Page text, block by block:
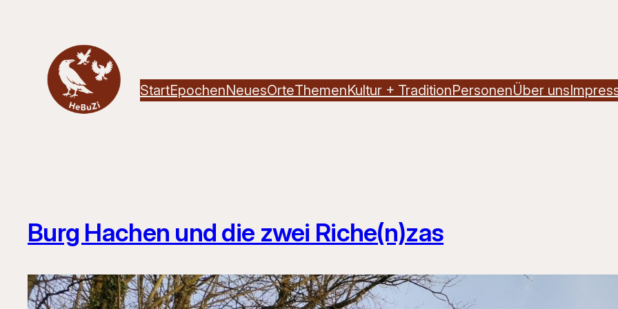
StartEpochenNeuesOrteThemenKultur + TraditionPersonenÜber uns
Burg Hachen und die zwei Riche(n)zas